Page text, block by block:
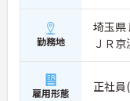
勤務地
埼玉県
ＪＲ
雇用形態 正社員